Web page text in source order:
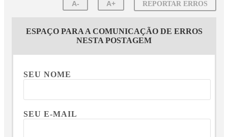
A- A+ REPORTAR ERROS
ESPAÇO PARA A COMUNICAÇÃO DE ERROS
NESTA POSTAGEM
SEU NOME
SEU E-MAIL